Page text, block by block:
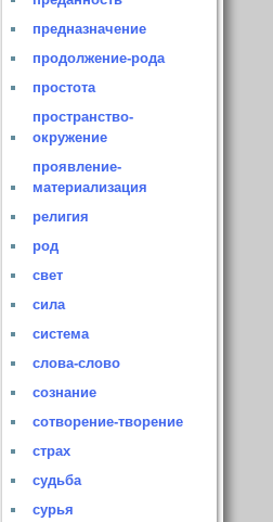
предназначение
продолжение-рода
простота
пространство-
окружение
проявление-
материализация
религия
род
свет
сила
система
слова-слово
сознание
сотворение-творение
страх
судьба
сурья